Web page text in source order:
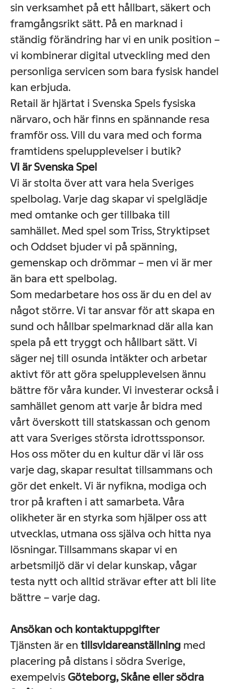
sin verksamhet på ett hållbart, säkert och
framgångsrikt sätt. På en marknad i
ständig förändring har vi en unik position –
vi kombinerar digital utveckling med den
personliga servicen som bara fysisk handel
kan erbjuda.
Retail är hjärtat i Svenska Spels fysiska
närvaro, och här finns en spännande resa
framför oss. Vill du vara med och forma
framtidens spelupplevelser i butik?
Vi är Svenska Spel
Vi är stolta över att vara hela Sveriges
spelbolag. Varje dag skapar vi spelglädje
med omtanke och ger tillbaka till
samhället. Med spel som Triss, Stryktipset
och Oddset bjuder vi på spänning,
gemenskap och drömmar – men vi är mer
än bara ett spelbolag.
Som medarbetare hos oss är du en del av
något större. Vi tar ansvar för att skapa en
sund och hållbar spelmarknad där alla kan
spela på ett tryggt och hållbart sätt. Vi
säger nej till osunda intäkter och arbetar
aktivt för att göra spelupplevelsen ännu
bättre för våra kunder. Vi investerar också i
samhället genom att varje år bidra med
vårt överskott till statskassan och genom
att vara Sveriges största idrottssponsor.
Hos oss möter du en kultur där vi lär oss
varje dag, skapar resultat tillsammans och
gör det enkelt. Vi är nyfikna, modiga och
tror på kraften i att samarbeta. Våra
olikheter är en styrka som hjälper oss att
utvecklas, utmana oss själva och hitta nya
lösningar. Tillsammans skapar vi en
arbetsmiljö där vi delar kunskap, vågar
testa nytt och alltid strävar efter att bli lite
bättre – varje dag.
Ansökan och kontaktuppgifter
Tjänsten är en tillsvidareanställning med
placering på distans i södra Sverige,
exempelvis Göteborg, Skåne eller södra